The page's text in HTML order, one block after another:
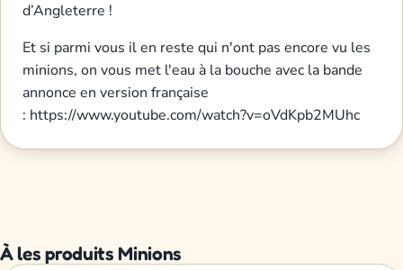
d’Angleterre !
Et si parmi vous il en reste qui n'ont pas encore vu les
minions, on vous met l'eau à la bouche avec la bande
annonce en version française
: https://www.youtube.com/watch?v=oVdKpb2MUhc
À les produits Minions